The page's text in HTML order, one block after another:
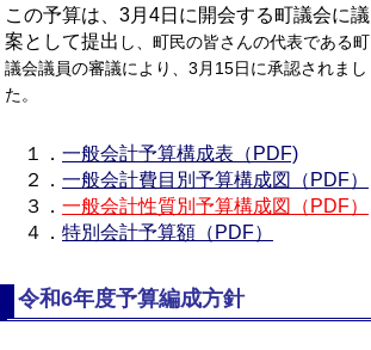
この予算は、3月4日に開会する町議会に議
案として提出 し、町民の皆さんの代表である町
議会議員の審議により、3月15日に承認されまし
た。
１． 一般会計予算構成表（PDF)
２． 一般会計費目別予算構成図（PDF）
３． 一般会計性質別予算構成図（PDF）
４． 特別会計予算額（PDF）
令和6年度予算編成方針